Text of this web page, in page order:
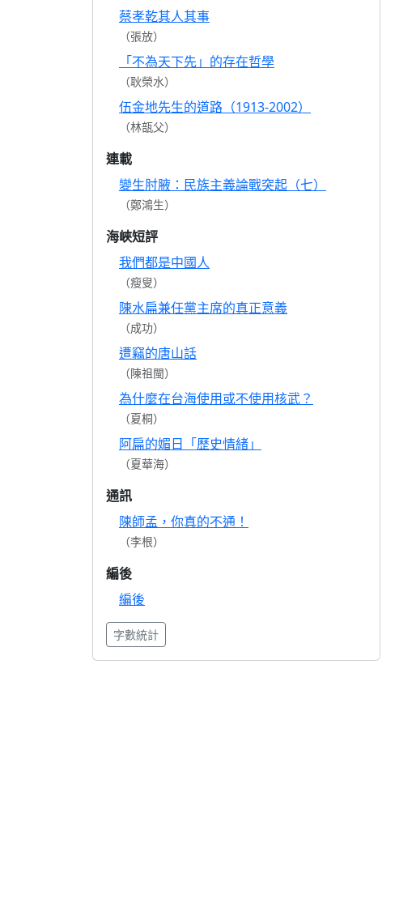
蔡孝乾其人其事
（張放）
「不為天下先」的存在哲學
（耿榮水）
伍金地先生的道路（1913-2002）
（林瓿父）
連載
變生肘腋：民族主義論戰突起（七）
（鄭鴻生）
海峽短評
我們都是中國人
（瘦叟）
陳水扁兼任黨主席的真正意義
（成功）
遭竊的唐山話
（陳祖閩）
為什麼在台海使用或不使用核武？
（夏桐）
阿扁的媚日「歷史情緒」
（夏華海）
通訊
陳師孟，你真的不通！
（李根）
編後
編後
字數統計